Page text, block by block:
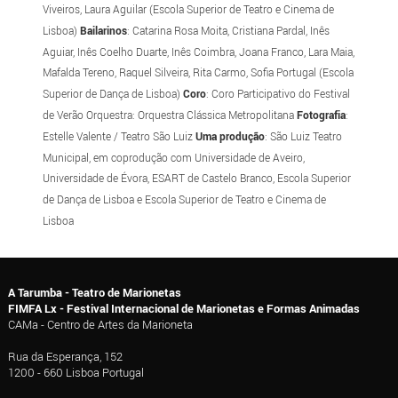
Viveiros, Laura Aguilar (Escola Superior de Teatro e Cinema de
Lisboa)Bailarinos: Catarina Rosa Moita, Cristiana Pardal, Inês
Aguiar, Inês Coelho Duarte, Inês Coimbra, Joana Franco, Lara Maia,
Mafalda Tereno, Raquel Silveira, Rita Carmo, Sofia Portugal (Escola
Superior de Dança de Lisboa)Coro: Coro Participativo do Festival
de Verão Orquestra: Orquestra Clássica MetropolitanaFotografia:
Estelle Valente / Teatro São LuizUma produção: São Luiz Teatro
Municipal, em coprodução com Universidade de Aveiro,
Universidade de Évora, ESART de Castelo Branco, Escola Superior
de Dança de Lisboa e Escola Superior de Teatro e Cinema de
Lisboa
A Tarumba - Teatro de Marionetas
FIMFA Lx - Festival Internacional de Marionetas e Formas Animadas
CAMa - Centro de Artes da Marioneta
Rua da Esperança, 152
1200 - 660 Lisboa Portugal